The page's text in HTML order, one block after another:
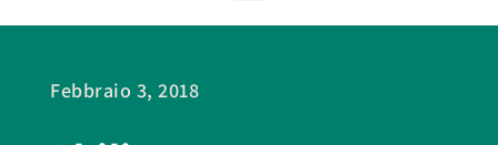
Febbraio 3, 2018